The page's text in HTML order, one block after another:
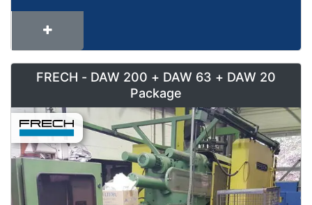
FRECH - DAW 200 + DAW 63 + DAW 20
Package